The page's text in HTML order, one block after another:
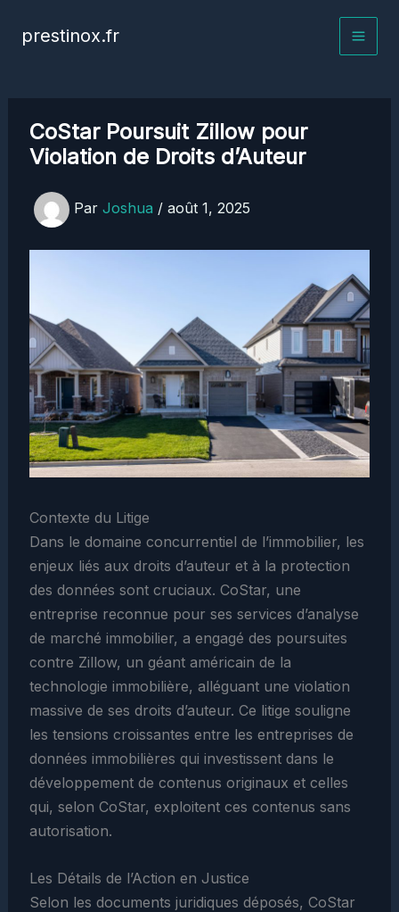
prestinox.fr
CoStar Poursuit Zillow pour
Violation de Droits d’Auteur
Par Joshua / août 1, 2025
Contexte du Litige
Dans le domaine concurrentiel de l’immobilier, les
enjeux liés aux droits d’auteur et à la protection
des données sont cruciaux. CoStar, une
entreprise reconnue pour ses services d’analyse
de marché immobilier, a engagé des poursuites
contre Zillow, un géant américain de la
technologie immobilière, alléguant une violation
massive de ses droits d’auteur. Ce litige souligne
les tensions croissantes entre les entreprises de
données immobilières qui investissent dans le
développement de contenus originaux et celles
qui, selon CoStar, exploitent ces contenus sans
autorisation.
Les Détails de l’Action en Justice
Selon les documents juridiques déposés, CoStar